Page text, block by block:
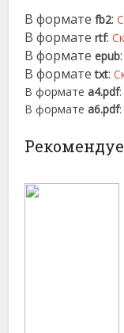
В форматеfb2:
В форматеrtf:
В форматеepub
В форматеtxt:
В форматеa4.pdf
В форматеa6.pdf